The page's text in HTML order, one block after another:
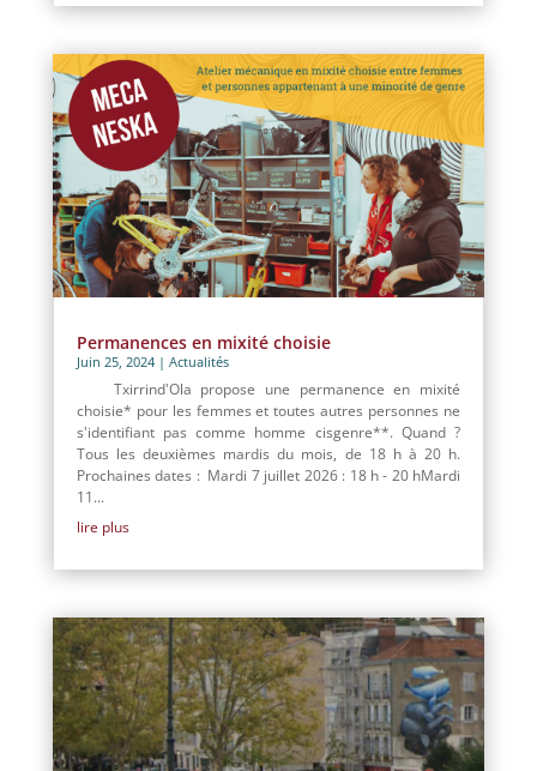
Permanences en mixité choisie
Juin 25, 2024| Actualités
Txirrind'Ola propose une permanence en mixité
choisie* pour les femmes et toutes autres personnes ne
s'identifiant pas comme homme cisgenre**. Quand ?
Tous les deuxièmes mardis du mois, de 18 h à 20 h.
Prochaines dates : Mardi 7 juillet 2026 : 18 h - 20 hMardi
11...
lire plus